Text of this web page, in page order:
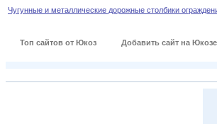
Чугунные и металлические дорожные столбики
Топ сайтов от Юкоз Добавить сайт на Юкозе